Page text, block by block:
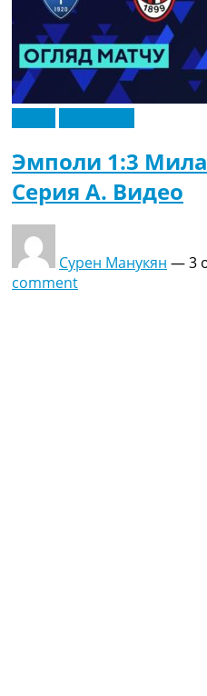
Эмполи 1:3
Серия A. Видео
Сурен Манукян —3
comment